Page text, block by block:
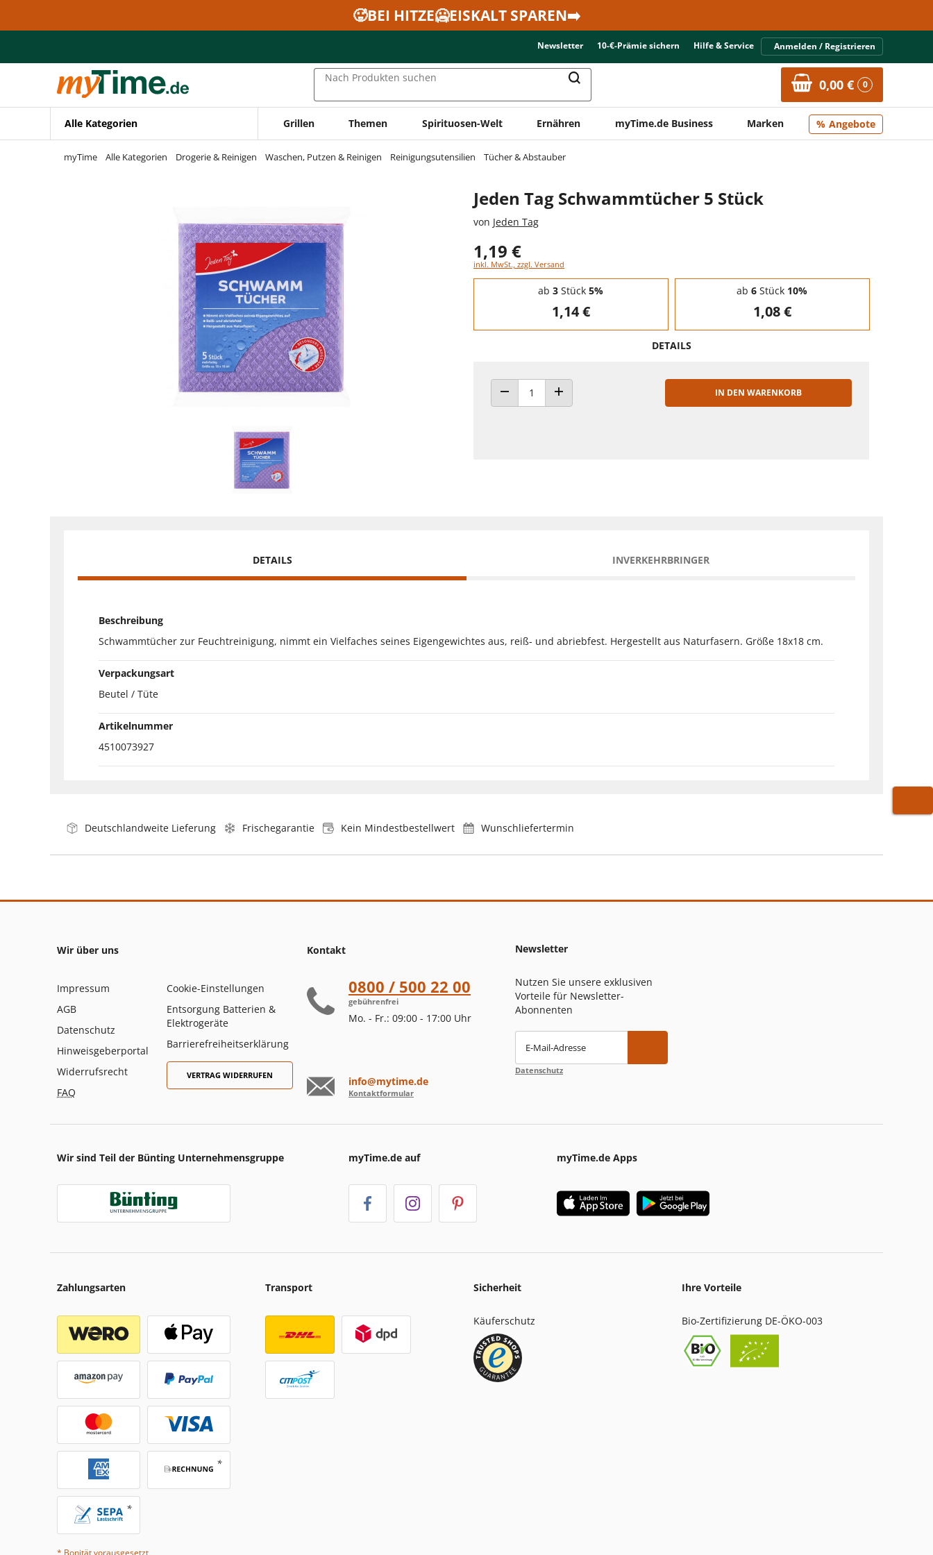
Zur Navigation springen
🥵BEI HITZE🥶EISKALT SPAREN➡️
Newsletter 10-€-Prämie sichern Hilfe & Service Anmelden / Registrieren
Nach Produkten suchen 0,00 € 0
Alle Kategorien Grillen Themen Spirituosen-Welt Ernähren myTime.de Business Marken Angebote
myTime Alle Kategorien Drogerie & Reinigen Waschen, Putzen & Reinigen Reinigungsutensilien Tücher & Abstauber
Jeden Tag Schwammtücher 5 Stück
von Jeden Tag
1,19 €
inkl. MwSt., zzgl. Versand
Staffelpreise - Mengenrabatt
ab 3 Stück 5%
1,14 €
ab 6 Stück 10%
1,08 €
DETAILS
ANZAHL VERRINGERNANZAHL ERHÖHEN
IN DEN WARENKORB
DETAILS INVERKEHRBRINGER
Beschreibung
Schwammtücher zur Feuchtreinigung, nimmt ein Vielfaches seines Eigengewichtes aus, reiß- und abriebfest. Hergestellt aus Naturfasern. Größe 18x18 cm.
Verpackungsart
Beutel / Tüte
Artikelnummer
4510073927
Deutschlandweite Lieferung Frischegarantie Kein Mindestbestellwert Wunschliefertermin
Wir über uns
Impressum
AGB
Datenschutz
Hinweisgeberportal
Widerrufsrecht
FAQ
Cookie-Einstellungen
Entsorgung Batterien &
Elektrogeräte
Barrierefreiheitserklärung
VERTRAG WIDERRUFEN
Kontakt
0800 / 500 22 00
gebührenfrei
Mo. - Fr.: 09:00 - 17:00 Uhr
info@mytime.de
Kontaktformular
Newsletter
Nutzen Sie unsere exklusiven
Vorteile für Newsletter-
Abonnenten
E-Mail-Adresse
Datenschutz
Wir sind Teil der Bünting Unternehmensgruppe myTime.de auf myTime.de Apps
Zahlungsarten
* Bonität vorausgesetzt
Transport Sicherheit
Käuferschutz
Ihre Vorteile
Bio-Zertifizierung DE-ÖKO-003